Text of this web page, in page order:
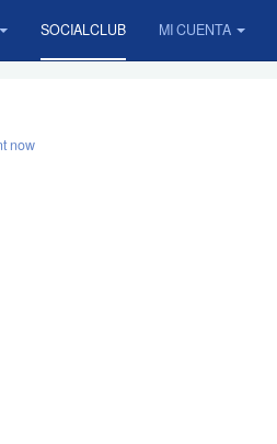
SOCIALCLUB MI CUENTA
now